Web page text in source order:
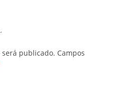
publicado. Campos